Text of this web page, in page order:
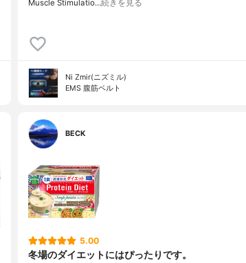
Muscle Stimulatio…続きを見る
Ni Zmir(ニズミル)
EMS 腹筋ベルト
BECK
5.00
冬場のダイエットにはぴったりです。